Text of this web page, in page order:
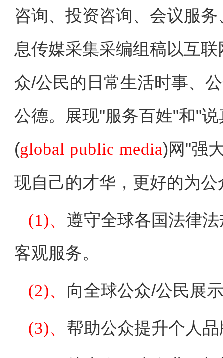
咨询、投资咨询、会议服
息传媒采集采编组稿以互
众/公民的日常生活时事、
公德。展现"服务百姓"和"
(global public media)网"强
现自己的才华，更好的为公
(1)、 遵守全球各国法律
客观服务。
(2)、 向全球公众/公民展
(3)、 帮助公众提升个人